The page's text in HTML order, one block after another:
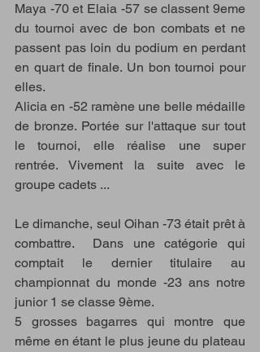
Maya -70 et Elaia -57 se classent 9eme
du tournoi avec de bon combats et ne
passent pas loin du podium en perdant
en quart de finale. Un bon tournoi pour
elles.
Alicia en -52 ramène une belle médaille
de bronze. Portée sur l'attaque sur tout
le tournoi, elle réalise une super
rentrée. Vivement la suite avec le
groupe cadets ...
Le dimanche, seul Oihan -73 était prêt à
combattre.  Dans une catégorie qui
comptait le dernier titulaire au
championnat du monde -23 ans notre
junior 1 se classe 9ème.
5 grosses bagarres qui montre que
même en étant le plus jeune du plateau